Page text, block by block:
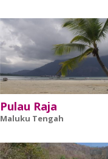
Pulau Raja
Maluku Tengah